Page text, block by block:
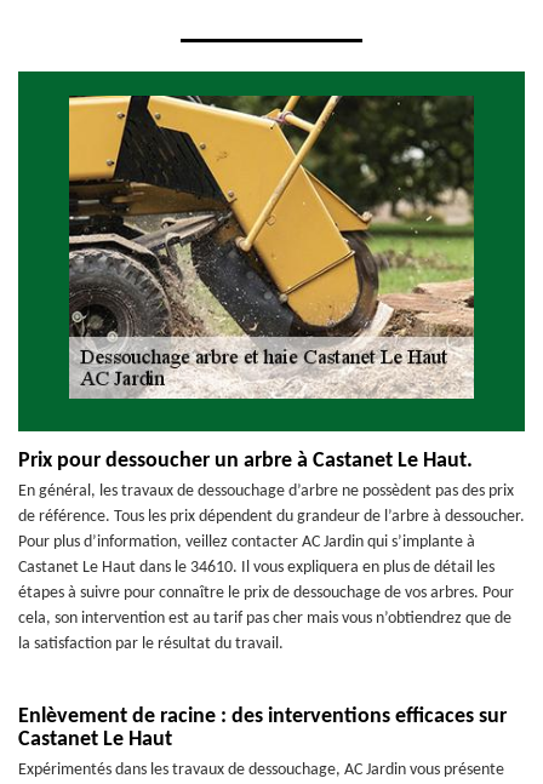
Prix pour dessoucher un arbre à Castanet Le Haut.
En général, les travaux de dessouchage d’arbre ne possèdent pas des prix
de référence. Tous les prix dépendent du grandeur de l’arbre à dessoucher.
Pour plus d’information, veillez contacter AC Jardin qui s’implante à
Castanet Le Haut dans le 34610. Il vous expliquera en plus de détail les
étapes à suivre pour connaître le prix de dessouchage de vos arbres. Pour
cela, son intervention est au tarif pas cher mais vous n’obtiendrez que de
la satisfaction par le résultat du travail.
Enlèvement de racine : des interventions efficaces sur
Castanet Le Haut
Expérimentés dans les travaux de dessouchage, AC Jardin vous présente